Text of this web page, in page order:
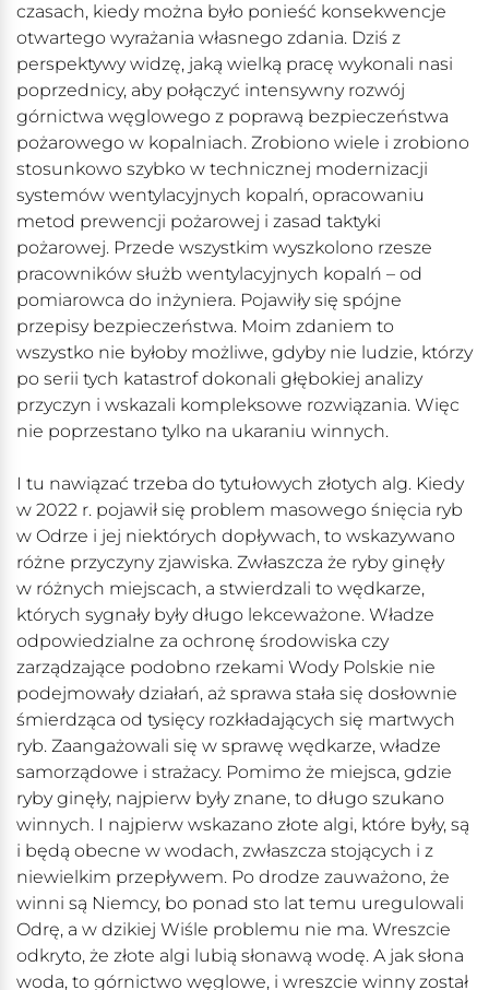
czasach, kiedy można było ponieść konsekwencje
otwartego wyrażania własnego zdania. Dziś z
perspektywy widzę, jaką wielką pracę wykonali nasi
poprzednicy, aby połączyć intensywny rozwój
górnictwa węglowego z poprawą bezpieczeństwa
pożarowego w kopalniach. Zrobiono wiele i zrobiono
stosunkowo szybko w technicznej modernizacji
systemów wentylacyjnych kopalń, opracowaniu
metod prewencji pożarowej i zasad taktyki
pożarowej. Przede wszystkim wyszkolono rzesze
pracowników służb wentylacyjnych kopalń – od
pomiarowca do inżyniera. Pojawiły się spójne
przepisy bezpieczeństwa. Moim zdaniem to
wszystko nie byłoby możliwe, gdyby nie ludzie, którzy
po serii tych katastrof dokonali głębokiej analizy
przyczyn i wskazali kompleksowe rozwiązania. Więc
nie poprzestano tylko na ukaraniu winnych.
I tu nawiązać trzeba do tytułowych złotych alg. Kiedy
w 2022 r. pojawił się problem masowego śnięcia ryb
w Odrze i jej niektórych dopływach, to wskazywano
różne przyczyny zjawiska. Zwłaszcza że ryby ginęły
w różnych miejscach, a stwierdzali to wędkarze,
których sygnały były długo lekceważone. Władze
odpowiedzialne za ochronę środowiska czy
zarządzające podobno rzekami Wody Polskie nie
podejmowały działań, aż sprawa stała się dosłownie
śmierdząca od tysięcy rozkładających się martwych
ryb. Zaangażowali się w sprawę wędkarze, władze
samorządowe i strażacy. Pomimo że miejsca, gdzie
ryby ginęły, najpierw były znane, to długo szukano
winnych. I najpierw wskazano złote algi, które były, są
i będą obecne w wodach, zwłaszcza stojących i z
niewielkim przepływem. Po drodze zauważono, że
winni są Niemcy, bo ponad sto lat temu uregulowali
Odrę, a w dzikiej Wiśle problemu nie ma. Wreszcie
odkryto, że złote algi lubią słonawą wodę. A jak słona
woda, to górnictwo węglowe, i wreszcie winny został